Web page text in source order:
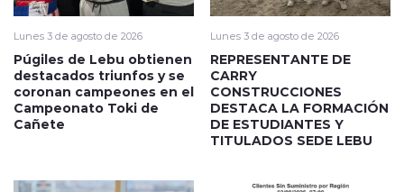
Lunes 3 de agosto de 2026
Púgiles de Lebu obtienen
destacados triunfos y se
coronan campeones en el
Campeonato Toki de
Cañete
Lunes 3 de agosto de 2026
REPRESENTANTE DE
CARRY
CONSTRUCCIONES
DESTACA LA FORMACIÓN
DE ESTUDIANTES Y
TITULADOS SEDE LEBU